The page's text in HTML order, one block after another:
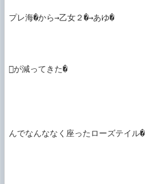
プレ海�から→乙女２�→あゆ�
が減ってきた�
んでなんななく座ったローズテイル�